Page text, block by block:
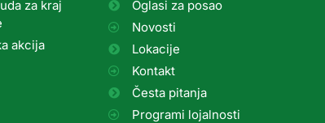
za kraj
akcija
Oglasi za posao
Novosti
Lokacije
Kontakt
Česta pitanja
Programi lojalnosti